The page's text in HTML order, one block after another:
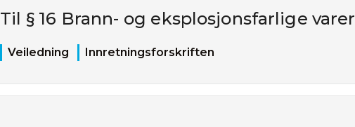
Til § 16 Brann- og eksplosjonsfarlige varer
Veiledning Innretningsforskriften